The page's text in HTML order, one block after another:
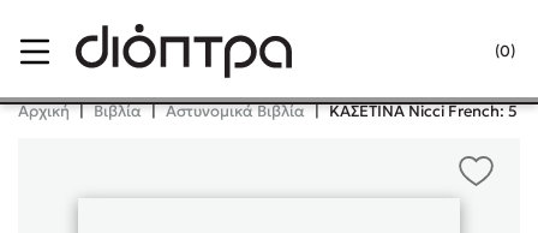
(0)
Κλείσιμο
Δημοφιλή Βιβλία
Αρχική | Βιβλία | Αστυνομικά Βιβλία | ΚΑΣΕΤΙΝΑ Nicci French: 5 -